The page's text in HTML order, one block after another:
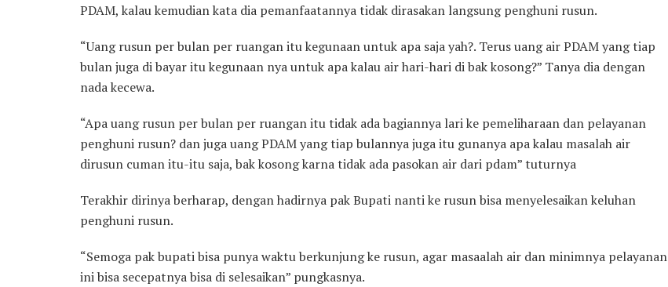
PDAM, kalau kemudian kata dia pemanfaatannya tidak dirasakan langsung penghuni rusun.
“Uang rusun per bulan per ruangan itu kegunaan untuk apa saja yah?. Terus uang air PDAM yang tiap
bulan juga di bayar itu kegunaan nya untuk apa kalau air hari-hari di bak kosong?” Tanya dia dengan
nada kecewa.
“Apa uang rusun per bulan per ruangan itu tidak ada bagiannya lari ke pemeliharaan dan pelayanan
penghuni rusun? dan juga uang PDAM yang tiap bulannya juga itu gunanya apa kalau masalah air
dirusun cuman itu-itu saja, bak kosong karna tidak ada pasokan air dari pdam” tuturnya
Terakhir dirinya berharap, dengan hadirnya pak Bupati nanti ke rusun bisa menyelesaikan keluhan
penghuni rusun.
“Semoga pak bupati bisa punya waktu berkunjung ke rusun, agar masaalah air dan minimnya pelayanan
ini bisa secepatnya bisa di selesaikan” pungkasnya.